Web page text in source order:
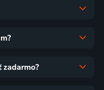
zadarmo?